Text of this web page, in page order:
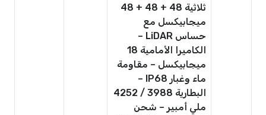
ثلاثية 48 + 48 + 48
ميجابيكسل مع
حساس LiDAR –
الكاميرا الأمامية 18
ميجابيكسل – مقاومة
ماء وغبار IP68 –
البطارية 3988 / 4252
ملي أمبير – شحن